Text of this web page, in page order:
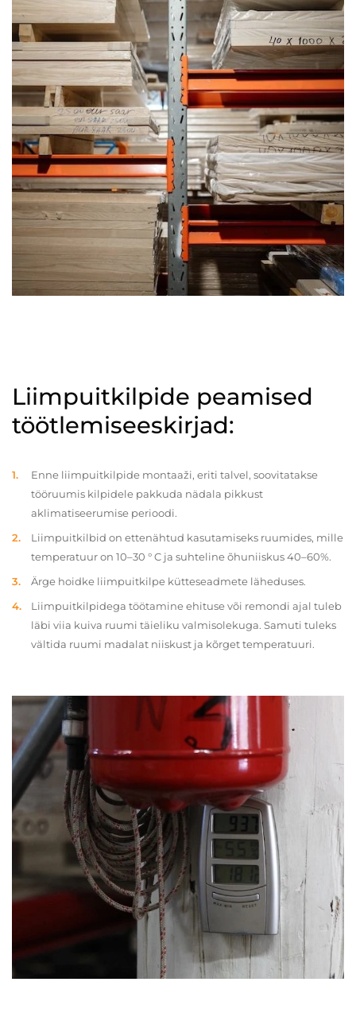
Liimpuitkilpide peamised
töötlemiseeskirjad:
Enne liimpuitkilpide montaaži, eriti talvel, soovitatakse
tööruumis kilpidele pakkuda nädala pikkust
aklimatiseerumise perioodi.
Liimpuitkilbid on ettenähtud kasutamiseks ruumides, mille
temperatuur on 10–30 ° C ja suhteline õhuniiskus 40–60%.
Ärge hoidke liimpuitkilpe kütteseadmete läheduses.
Liimpuitkilpidega töötamine ehituse või remondi ajal tuleb
läbi viia kuiva ruumi täieliku valmisolekuga. Samuti tuleks
vältida ruumi madalat niiskust ja kõrget temperatuuri.